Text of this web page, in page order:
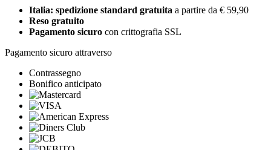
Italia: spedizione standard gratuita a partire da € 59,90
Reso gratuito
Pagamento sicuro con crittografia SSL
Pagamento sicuro attraverso
Contrassegno
Bonifico anticipato